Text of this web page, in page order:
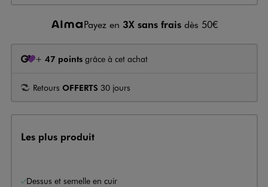
Payez en 3X sans frais dès 50€
+ 47 points grâce à cet achat
Retours OFFERTS 30 jours
Les plus produit
Dessus et semelle en cuir